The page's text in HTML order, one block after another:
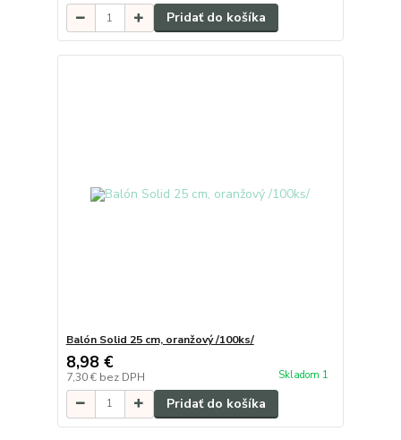
Pridať do košíka
Balón Solid 25 cm, oranžový /100ks/
8,98 €
7,30 € bez DPH Skladom 1
Pridať do košíka